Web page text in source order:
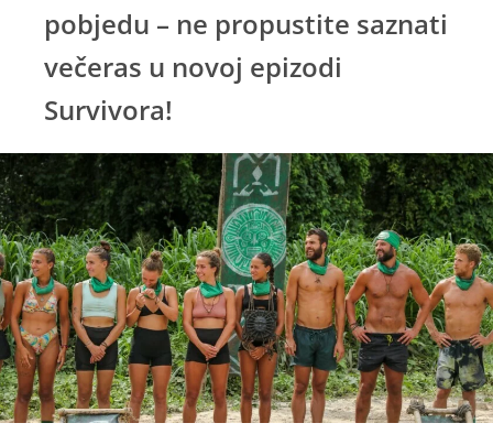
pobjedu – ne propustite saznati
večeras u novoj epizodi
Survivora!